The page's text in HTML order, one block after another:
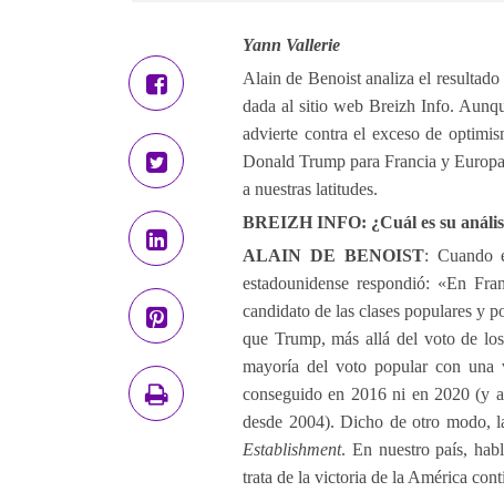
Yann Vallerie
Alain de Benoist analiza el resultado
dada al sitio web Breizh Info.
advierte contra el exceso de
Donald Trump para Francia y
a nuestras latitudes.
BREIZH INFO: ¿Cuál es su
ALAIN DE BENOIST: Cuando
estadounidense respondió: «En
candidato de las clases populares y
que Trump, más allá del voto de
mayoría del voto popular con una
conseguido en 2016 ni en 2020 (y
desde 2004). Dicho de otro modo,
Establishment. En nuestro país,
trata de la victoria de la América